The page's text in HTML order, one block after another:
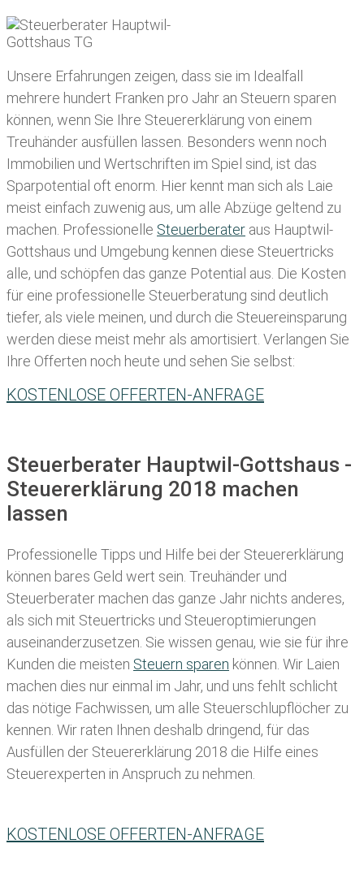
Unsere Erfahrungen zeigen, dass sie im Idealfall
mehrere hundert Franken pro Jahr an Steuern sparen
können, wenn Sie Ihre Steuererklärung von einem
Treuhänder ausfüllen lassen . Besonders wenn noch
Immobilien und Wertschriften im Spiel sind, ist das
Sparpotential oft enorm. Hier kennt man sich als Laie
meist einfach zuwenig aus, um alle Abzüge geltend zu
machen. Professionelle Steuerberater aus Hauptwil-
Gottshaus und Umgebung kennen diese Steuertricks
alle, und schöpfen das ganze Potential aus. Die Kosten
für eine professionelle Steuerberatung sind deutlich
tiefer, als viele meinen, und durch die Steuereinsparung
werden diese meist mehr als amortisiert. Verlangen Sie
Ihre Offerten noch heute und sehen Sie selbst:
KOSTENLOSE OFFERTEN-ANFRAGE
Steuerberater Hauptwil-Gottshaus -
Steuererklärung 2018 machen
lassen
Professionelle Tipps und Hilfe bei der Steuererklärung
können bares Geld wert sein. Treuhänder und
Steuerberater machen das ganze Jahr nichts anderes,
als sich mit Steuertricks und Steueroptimierungen
auseinanderzusetzen. Sie wissen genau, wie sie für ihre
Kunden die meisten Steuern sparen können. Wir Laien
machen dies nur einmal im Jahr, und uns fehlt schlicht
das nötige Fachwissen, um alle Steuerschlupflöcher zu
kennen. Wir raten Ihnen deshalb dringend, für das
Ausfüllen der Steuererklärung 2018 die Hilfe eines
Steuerexperten in Anspruch zu nehmen.
KOSTENLOSE OFFERTEN-ANFRAGE